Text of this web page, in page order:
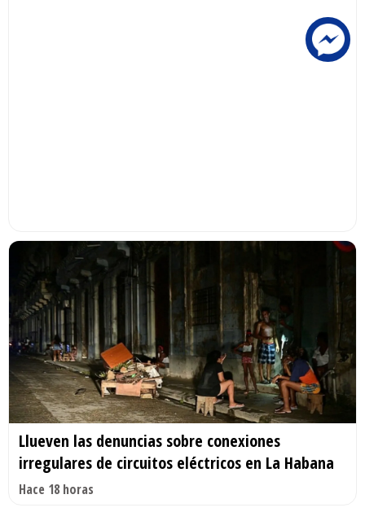
Llueven las denuncias sobre conexiones
irregulares de circuitos eléctricos en La Habana
Hace 18 horas